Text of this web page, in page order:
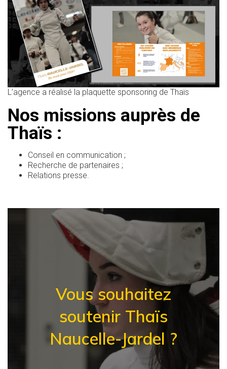
L’agence a réalisé la plaquette sponsoring de Thaïs
Nos missions auprès de
Thaïs :
Conseil en communication ;
Recherche de partenaires ;
Relations presse.
Vous souhaitez
soutenir Thaïs
Naucelle-Jardel ?